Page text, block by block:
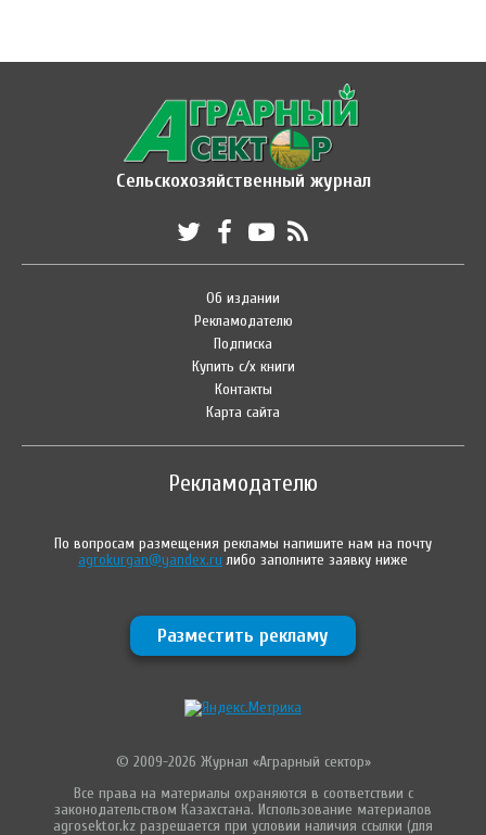
Сельскохозяйственный журнал
Об издании
Рекламодателю
Подписка
Купить с/х книги
Контакты
Карта сайта
Рекламодателю
По вопросам размещения рекламы напишите нам на почту
agrokurgan@yandex.ru либо заполните заявку ниже
Разместить рекламу
© 2009-2026 Журнал «Аграрный сектор»
Все права на материалы охраняются в соответствии с
законодательством Казахстана. Использование материалов
agrosektor.kz разрешается при условии наличия ссылки (для